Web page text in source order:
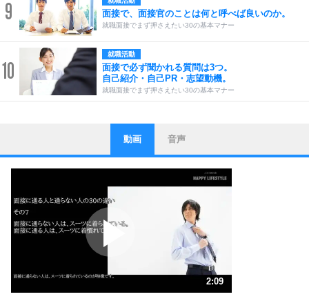
9 面接で、面接官のことは何と呼べば良いのか。
就職面接でまず押さえたい30の基本マナー
10
就職活動
面接で必ず聞かれる質問は3つ。
自己紹介・自己PR・志望動機。
就職面接でまず押さえたい30の基本マナー
1
ストレス対策
他人と比べない。
いっそのこと、他人を見ない。
いらいらしない人になる30の方法
ポジティブになれない原因は、行動しないから。
ポジティブ思考になる30の方法
人生、なんとかなるもの。
気楽に生きる30の方法
動画 音声
2:09